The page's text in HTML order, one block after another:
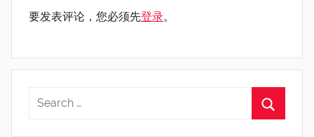
要发表评论，您必须先登录。